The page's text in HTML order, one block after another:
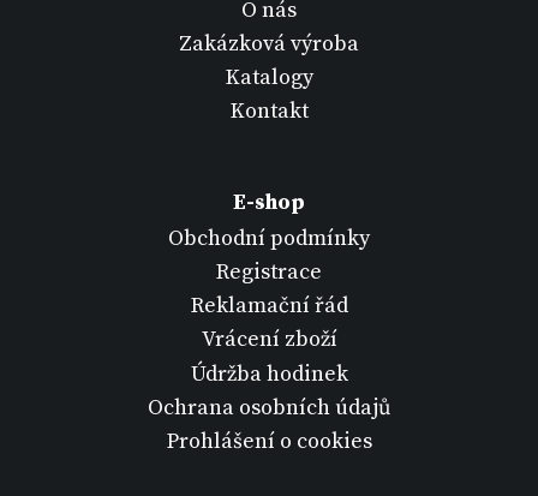
O nás
Zakázková výroba
Katalogy
Kontakt
E-shop
Obchodní podmínky
Registrace
Reklamační řád
Vrácení zboží
Údržba hodinek
Ochrana osobních údajů
Prohlášení o cookies